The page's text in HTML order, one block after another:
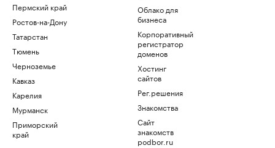
Пермский край
Ростов-на-Дону
Татарстан
Тюмень
Черноземье
Кавказ
Карелия
Мурманск
Приморский
край
Облако для
бизнеса
Корпоративный
регистратор
доменов
Хостинг
сайтов
Рег.решения
Знакомства
Сайт
знакомств
podbor.ru